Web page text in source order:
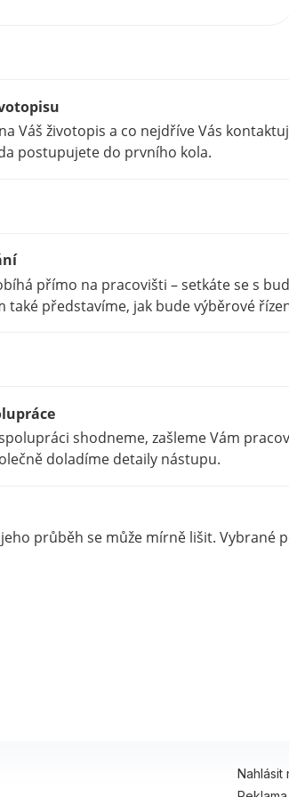
Váš životopis a co nejdříve Vás
postupujete do prvního kola.
přímo na pracovišti – setkáte se s
také představíme, jak bude výběrové
shodneme, zašleme Vám
doladíme detaily nástupu.
průběh se může mírně lišit.
Nahlásit